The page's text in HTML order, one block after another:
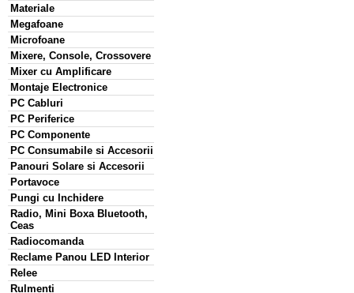
Materiale
Megafoane
Microfoane
Mixere, Console, Crossovere
Mixer cu Amplificare
Montaje Electronice
PC Cabluri
PC Periferice
PC Componente
PC Consumabile si Accesorii
Panouri Solare si Accesorii
Portavoce
Pungi cu Inchidere
Radio, Mini Boxa Bluetooth,
Ceas
Radiocomanda
Reclame Panou LED Interior
Relee
Rulmenti